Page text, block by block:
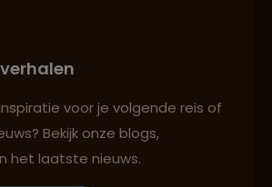
reisroutes
oog voor mens, cultuur en milieu
voor je volgende reis of
Bekijk onze blogs,
het laatste nieuws.